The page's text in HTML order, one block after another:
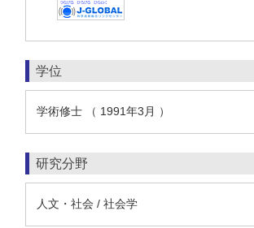
学位
学術修士 （ 1991年3月 ）
研究分野
人文・社会 / 社会学